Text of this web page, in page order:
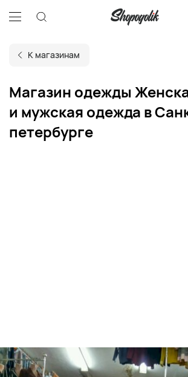
К магазинам
Магазин одежды
и мужская одежда в
петербурге